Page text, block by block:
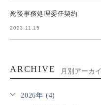
死後事務処理委任契約
2023.11.15
ARCHIVE 月別アーカ
2026年 (4)